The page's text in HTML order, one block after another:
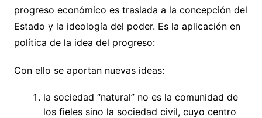
progreso económico es traslada a la concepción del
Estado y la ideología del poder. Es la aplicación en
política de la idea del progreso:
Con ello se aportan nuevas ideas:
la sociedad “natural” no es la comunidad de
los fieles sino la sociedad civil, cuyo centro